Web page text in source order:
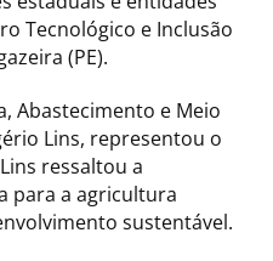
Tecnológico e Inclusão
(PE).
Abastecimento e Meio
Lins, representou o
ressaltou a
para a agricultura
sustentável.